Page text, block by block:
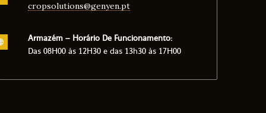
cropsolutions@genyen.pt
Armazém – Horário De Funcionamento:
Das 08H00 às 12H30 e das 13h30 às 17H00